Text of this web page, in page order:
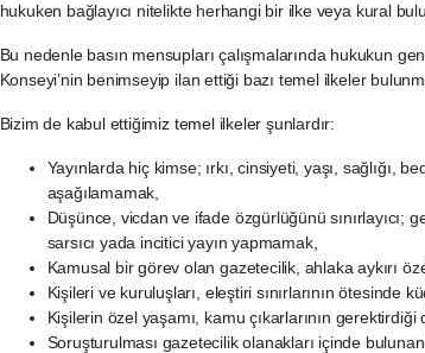
hukuken bağlayıcı nitelikte herhangi bir ilke veya kural
Bu nedenle basın mensupları çalışmalarında hukukun
Konseyi’nin benimseyip ilan ettiği bazı temel ilkeler
Bizim de kabul ettiğimiz temel ilkeler şunlardır:
Yayınlarda hiç kimse; ırkı, cinsiyeti, yaşı, sağlığı,
aşağılamamak,
Düşünce, vicdan ve ifade özgürlüğünü sınırlayıcı;
sarsıcı yada incitici yayın yapmamak,
Kamusal bir görev olan gazetecilik, ahlaka aykırı
Kişileri ve kuruluşları, eleştiri sınırlarının ötesinde
Kişilerin özel yaşamı, kamu çıkarlarının
Soruşturulması gazetecilik olanakları içinde